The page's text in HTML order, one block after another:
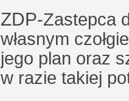
ZDP-Zastepca
własnym
jego plan oraz
w razie takiej